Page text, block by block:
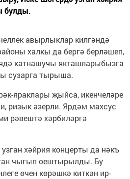
булды.
авырлыклар килгәндә
халкы да бергә берләшеп,
катнашучы якташларыбызга
сузарга тырыша.
яраклары җыйса, икенчеләре
ризык әзерли. Ярдәм махсус
рәвештә хәрбиләргә
хәйрия концерты да нәкъ
чыгып оештырылды. Бу
өчен көрәшкә киткән ир-